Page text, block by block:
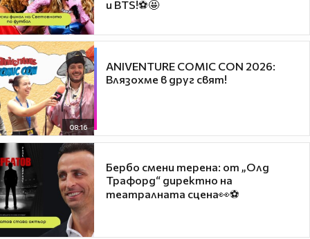
и BTS!⚽🤩
08:16
ANIVENTURE COMIC CON 2026:
Влязохме в друг свят!
Бербо смени терена: от „Олд
Трафорд“ директно на
театралната сцена👀⚽